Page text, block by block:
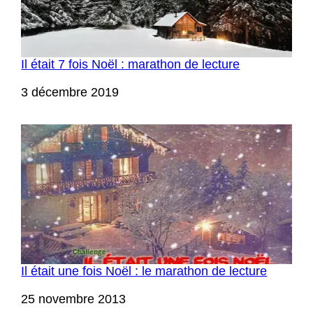
Il était 7 fois Noël : marathon de lecture
Date
3 décembre 2019
Il était une fois Noël : le marathon de lecture
Date
25 novembre 2013